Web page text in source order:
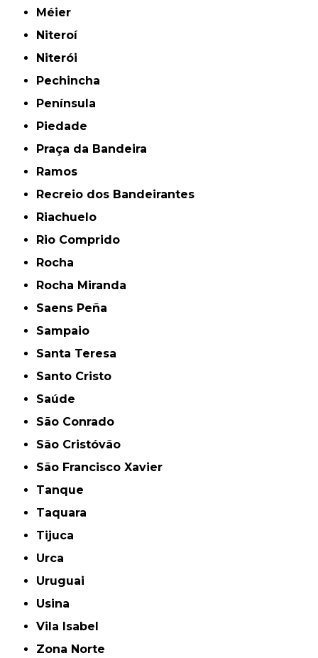
Méier
Niteroí
Niterói
Pechincha
Península
Piedade
Praça da Bandeira
Ramos
Recreio dos Bandeirantes
Riachuelo
Rio Comprido
Rocha
Rocha Miranda
Saens Peña
Sampaio
Santa Teresa
Santo Cristo
Saúde
São Conrado
São Cristóvão
São Francisco Xavier
Tanque
Taquara
Tijuca
Urca
Uruguai
Usina
Vila Isabel
Zona Norte